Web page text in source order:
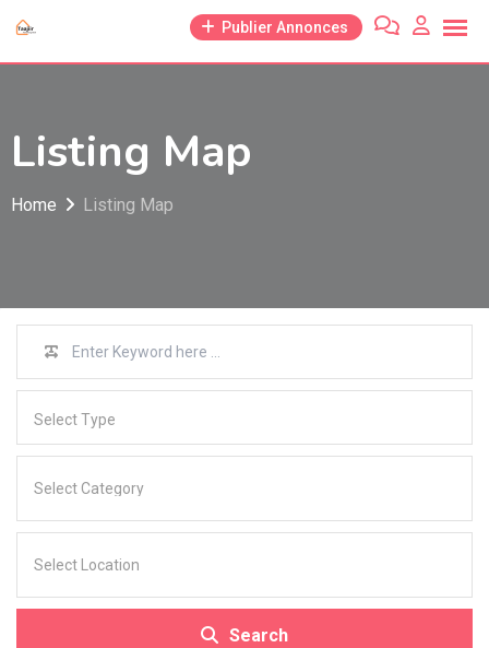
content
Publier Annonces
Listing Map
Home Listing Map
Select Type
Search